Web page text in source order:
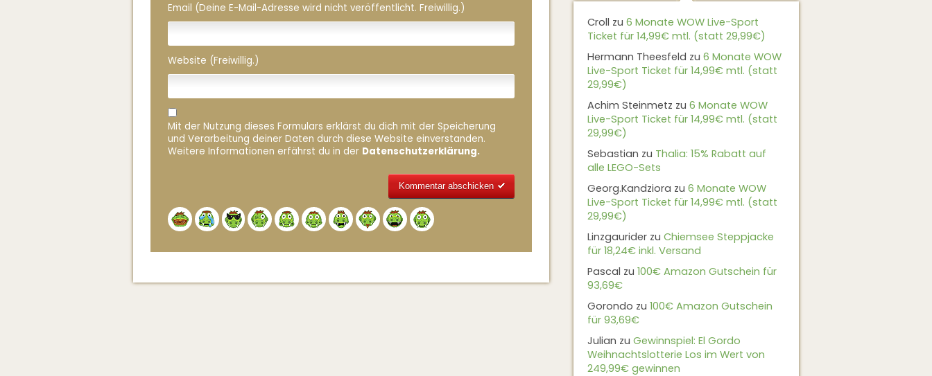
Email (Deine E-Mail-Adresse wird nicht veröffentlicht. Freiwillig.)
Website (Freiwillig.)
Mit der Nutzung dieses Formulars erklärst du dich mit der Speicherung
und Verarbeitung deiner Daten durch diese Website einverstanden.
Weitere Informationen erfährst du in der Datenschutzerklärung.
Croll zu 6 Monate WOW Live-Sport
Ticket für 14,99€ mtl. (statt 29,99€)
Hermann Theesfeld zu 6 Monate WOW
Live-Sport Ticket für 14,99€ mtl. (statt
29,99€)
Achim Steinmetz zu 6 Monate WOW
Live-Sport Ticket für 14,99€ mtl. (statt
29,99€)
Sebastian zu Thalia: 15% Rabatt auf
alle LEGO-Sets
Georg.Kandziora zu 6 Monate WOW
Live-Sport Ticket für 14,99€ mtl. (statt
29,99€)
Linzgaurider zu Chiemsee Steppjacke
für 18,24€ inkl. Versand
Pascal zu 100€ Amazon Gutschein für
93,69€
Gorondo zu 100€ Amazon Gutschein
für 93,69€
Julian zu Gewinnspiel: El Gordo
Weihnachtslotterie Los im Wert von
249,99€ gewinnen